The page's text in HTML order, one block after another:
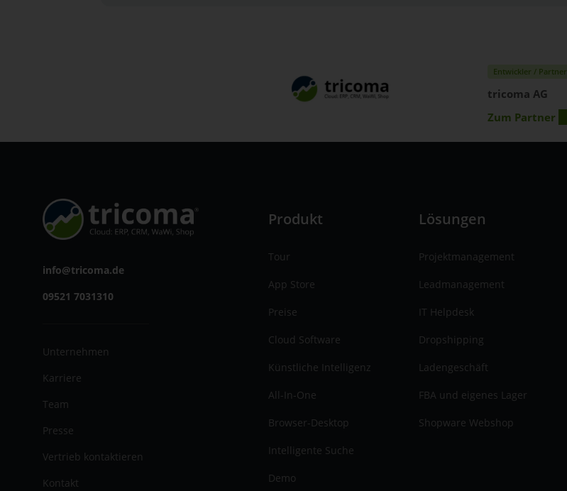
Entwickler / Partner
tricoma AG
Zum Partner
info@tricoma.de
09521 7031310
Unternehmen
Karriere
Team
Presse
Vertrieb kontaktieren
Kontakt
Produkt
Tour
App Store
Preise
Cloud Software
Künstliche Intelligenz
All-In-One
Browser-Desktop
Intelligente Suche
Demo
Lösungen
Projektmanagement
Leadmanagement
IT Helpdesk
Dropshipping
Ladengeschäft
FBA und eigenes Lager
Shopware Webshop